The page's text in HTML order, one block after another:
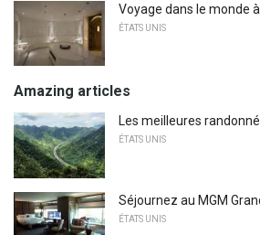
Voyage dans le monde
ÉTATS UNIS
Amazing articles
Les meilleures
ÉTATS UNIS
Séjournez au MGM
ÉTATS UNIS